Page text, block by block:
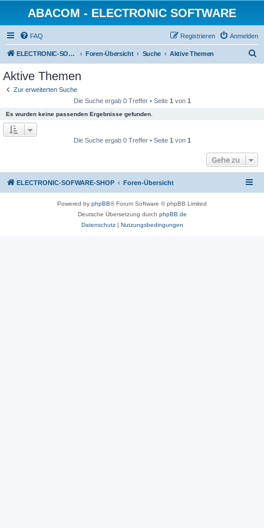
ABACOM - ELECTRONIC SOFTWARE
FAQ Anmelden
Registrieren
ELECTRONIC-SOFWARE-SHOP Foren-Übersicht Suche Aktive Themen
Aktive Themen
Zur erweiterten Suche
Die Suche ergab 0 Treffer • Seite 1 von 1
Es wurden keine passenden Ergebnisse gefunden.
Die Suche ergab 0 Treffer • Seite 1 von 1
Gehe zu
ELECTRONIC-SOFWARE-SHOP Foren-Übersicht
Powered by phpBB® Forum Software © phpBB Limited
Deutsche Übersetzung durch phpBB.de
Datenschutz| Nutzungsbedingungen